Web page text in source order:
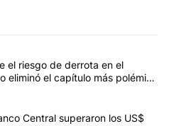
con más comentarios en los
título "Ley de Tierras: ante el
el riesgo de derrota en el
eliminó el capítulo más polémico
título "Las reservas del Banco
Central superaron los US$